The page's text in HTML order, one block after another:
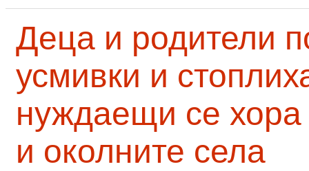
Деца и родители
усмивки и
нуждаещи се
и околните села